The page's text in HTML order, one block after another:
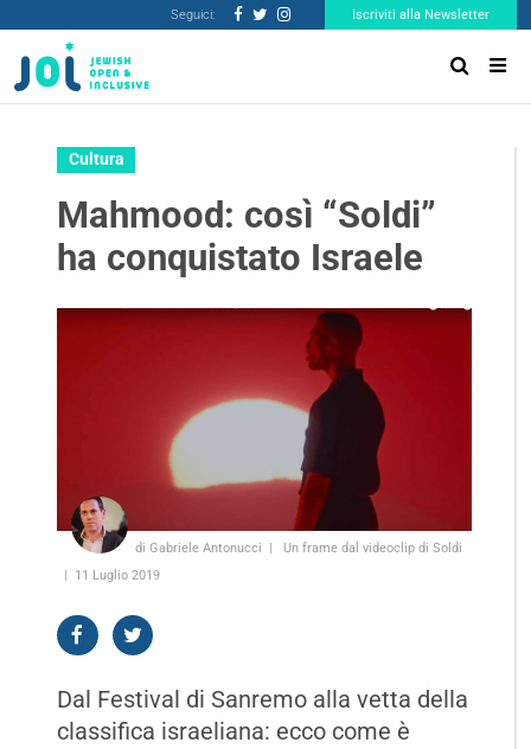
Seguici: Iscriviti alla Newsletter
Cultura
Mahmood: così “Soldi”
ha conquistato Israele
di Gabriele Antonucci
Un frame dal videoclip di Soldi
11 Luglio 2019
Dal Festival di Sanremo alla vetta della
classifica israeliana: ecco come è